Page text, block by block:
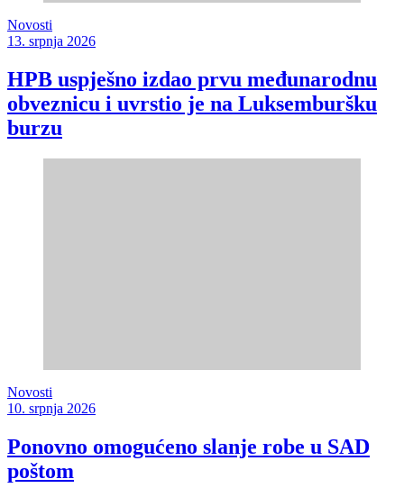
Novosti
13. srpnja 2026
HPB uspješno izdao prvu međunarodnu
obveznicu i uvrstio je na Luksemburšku
burzu
Novosti
10. srpnja 2026
Ponovno omogućeno slanje robe u SAD
poštom